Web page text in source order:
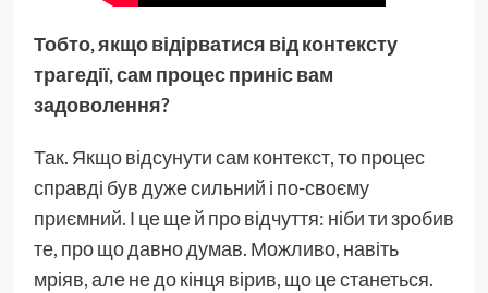
Тобто, якщо відірватися від контексту
трагедії, сам процес приніс вам
задоволення?
Так. Якщо відсунути сам контекст, то процес
справді був дуже сильний і по-своєму
приємний. І це ще й про відчуття: ніби ти зробив
те, про що давно думав. Можливо, навіть
мріяв, але не до кінця вірив, що це станеться.